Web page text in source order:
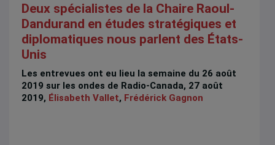
Deux spécialistes de la Chaire Raoul-
Dandurand en études stratégiques et
diplomatiques nous parlent des États-
Unis
Les entrevues ont eu lieu la semaine du 26 août
2019 sur les ondes de Radio-Canada, 27 août
2019, Élisabeth Vallet, Frédérick Gagnon